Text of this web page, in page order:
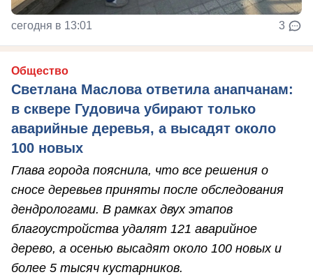
сегодня в 13:01 3
Общество
Светлана Маслова ответила анапчанам:
в сквере Гудовича убирают только
аварийные деревья, а высадят около
100 новых
Глава города пояснила, что все решения о
сносе деревьев приняты после обследования
дендрологами. В рамках двух этапов
благоустройства удалят 121 аварийное
дерево, а осенью высадят около 100 новых и
более 5 тысяч кустарников.